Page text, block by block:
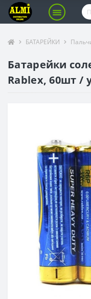
БАТАРЕЙКИ
Батарейки
Rablex, 60шт /